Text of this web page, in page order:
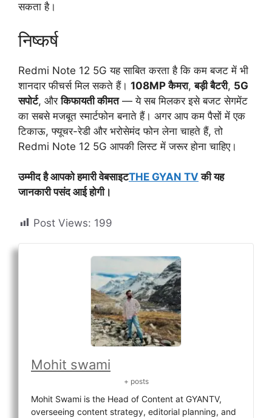
सकता है।
निष्कर्ष
Redmi Note 12 5G यह साबित करता है कि कम बजट में भी
शानदार फीचर्स मिल सकते हैं। 108MP कैमरा,बड़ी बैटरी, 5G
सपोर्ट, औरकिफायती कीमत— ये सब मिलकर इसे बजट सेगमेंट
का सबसे मजबूत स्मार्टफोन बनाते हैं। अगर आप कम पैसों में एक
टिकाऊ, फ्यूचर-रेडी और भरोसेमंद फोन लेना चाहते हैं, तो
Redmi Note 12 5G आपकी लिस्ट में जरूर होना चाहिए।
उम्मीद है आपको हमारी वेबसाइटTHE GYAN TV की यह
जानकारी पसंद आई होगी।
Post Views: 199
Mohit swami
+ posts
Mohit Swami is the Head of Content at GYANTV,
overseeing content strategy, editorial planning, and